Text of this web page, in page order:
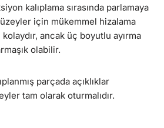
kalıplama sırasında parlamaya
için mükemmel hizalama
ancak üç boyutlu ayırma
olabilir.
parçada açıklıklar
tam olarak oturmalıdır.